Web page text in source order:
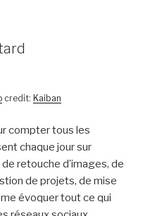
credit: Kaiban
compter tous les
chaque jour sur
retouche d’images, de
de projets, de mise
évoquer tout ce qui